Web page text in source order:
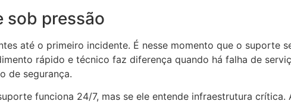
sob pressão
até o primeiro incidente. É nesse momento que o suporte
rápido e técnico faz diferença quando há falha de
de segurança.
funciona 24/7, mas se ele entende infraestrutura